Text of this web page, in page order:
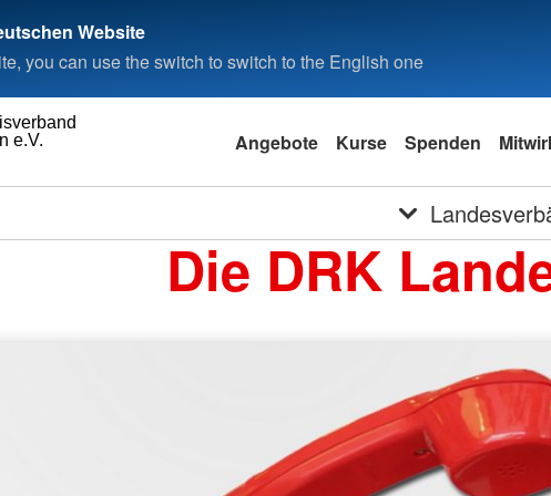
Website
you can use the switch to switch to the English one
e.V. Angebote Kurse Spenden
Die DRK